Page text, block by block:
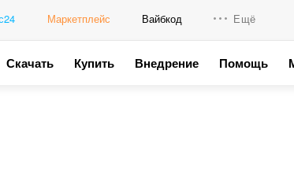
Маркетплейс Вайбкод Ещё
Скачать Купить Внедрение Помощь